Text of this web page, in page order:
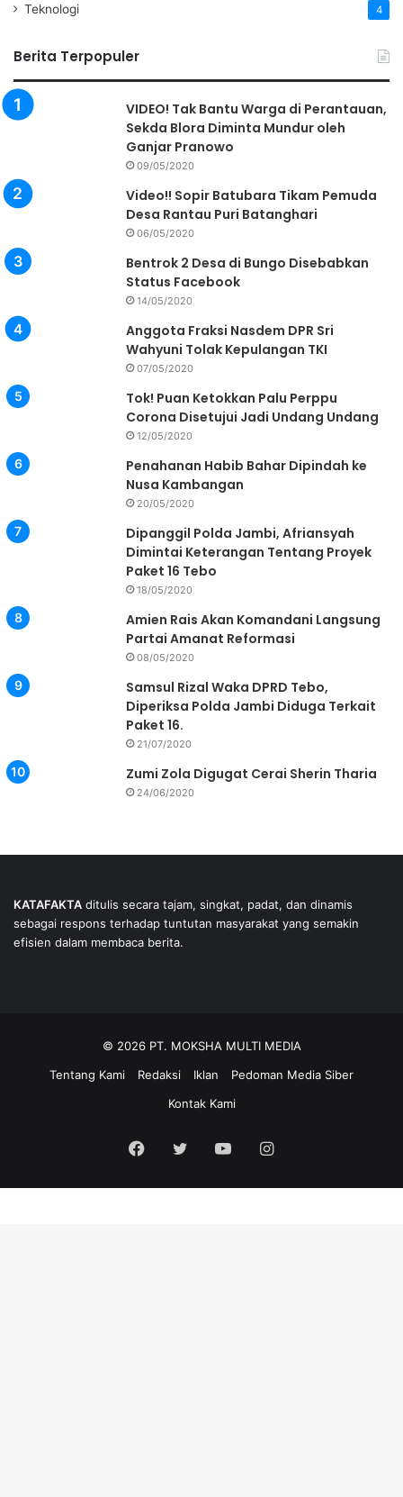
Teknologi 4
Berita Terpopuler
VIDEO! Tak Bantu Warga di Perantauan,
Sekda Blora Diminta Mundur oleh
Ganjar Pranowo
09/05/2020
Video!! Sopir Batubara Tikam Pemuda
Desa Rantau Puri Batanghari
06/05/2020
Bentrok 2 Desa di Bungo Disebabkan
Status Facebook
14/05/2020
Anggota Fraksi Nasdem DPR Sri
Wahyuni Tolak Kepulangan TKI
07/05/2020
Tok! Puan Ketokkan Palu Perppu
Corona Disetujui Jadi Undang Undang
12/05/2020
Penahanan Habib Bahar Dipindah ke
Nusa Kambangan
20/05/2020
Dipanggil Polda Jambi, Afriansyah
Dimintai Keterangan Tentang Proyek
Paket 16 Tebo
18/05/2020
Amien Rais Akan Komandani Langsung
Partai Amanat Reformasi
08/05/2020
Samsul Rizal Waka DPRD Tebo,
Diperiksa Polda Jambi Diduga Terkait
Paket 16.
21/07/2020
Zumi Zola Digugat Cerai Sherin Tharia
24/06/2020
KATAFAKTA ditulis secara tajam, singkat, padat, dan dinamis
sebagai respons terhadap tuntutan masyarakat yang semakin
efisien dalam membaca berita.
© 2026 PT. MOKSHA MULTI MEDIA
Tentang Kami
Redaksi Iklan
Pedoman Media Siber
Kontak Kami
Facebook
Twitter YouTubeInstagram